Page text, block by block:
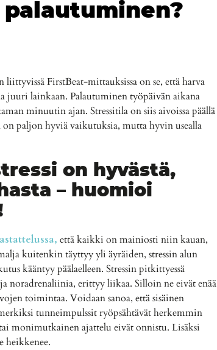
liittyvissä FirstBeat-mittauksissa on se, että harva
juuri lainkaan. Palautuminen työpäivän aikana
minuutin ajan. Stressitila on siis aivoissa päällä
on paljon hyviä vaikutuksia, mutta hyvin usealla
on hyvästä,
– huomioi
että kaikki on mainiosti niin kauan,
kuitenkin täyttyy yli äyräiden, stressin alun
kääntyy päälaelleen. Stressin pitkittyessä
noradrenaliinia, erittyy liikaa. Silloin ne eivät enää
toimintaa. Voidaan sanoa, että sisäinen
tunneimpulssit ryöpsähtävät herkemmin
monimutkainen ajattelu eivät onnistu. Lisäksi
heikkenee.